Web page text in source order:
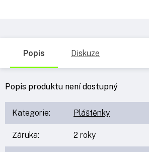
Popis Diskuze
Popis produktu není dostupný
Kategorie: Pláštěnky
Záruka: 2 roky